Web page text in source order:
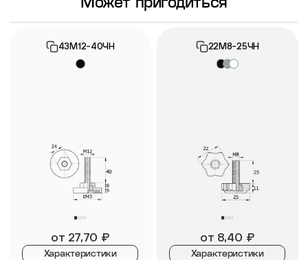
Может пригодиться
43М12-40ЧН
от 27,70 ₽
Характеристики
22М8-25ЧН
от 8,40 ₽
Характеристики